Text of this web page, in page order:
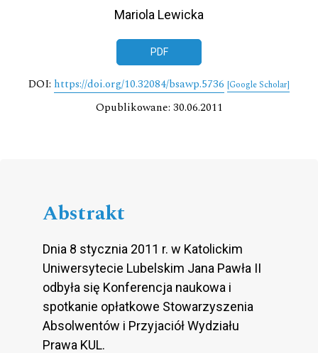
Mariola Lewicka
PDF
DOI: https://doi.org/10.32084/bsawp.5736 [Google Scholar]
Opublikowane: 30.06.2011
Abstrakt
Dnia 8 stycznia 2011 r. w Katolickim
Uniwersytecie Lubelskim Jana Pawła II
odbyła się Konferencja naukowa i
spotkanie opłatkowe Stowarzyszenia
Absolwentów i Przyjaciół Wydziału
Prawa KUL.